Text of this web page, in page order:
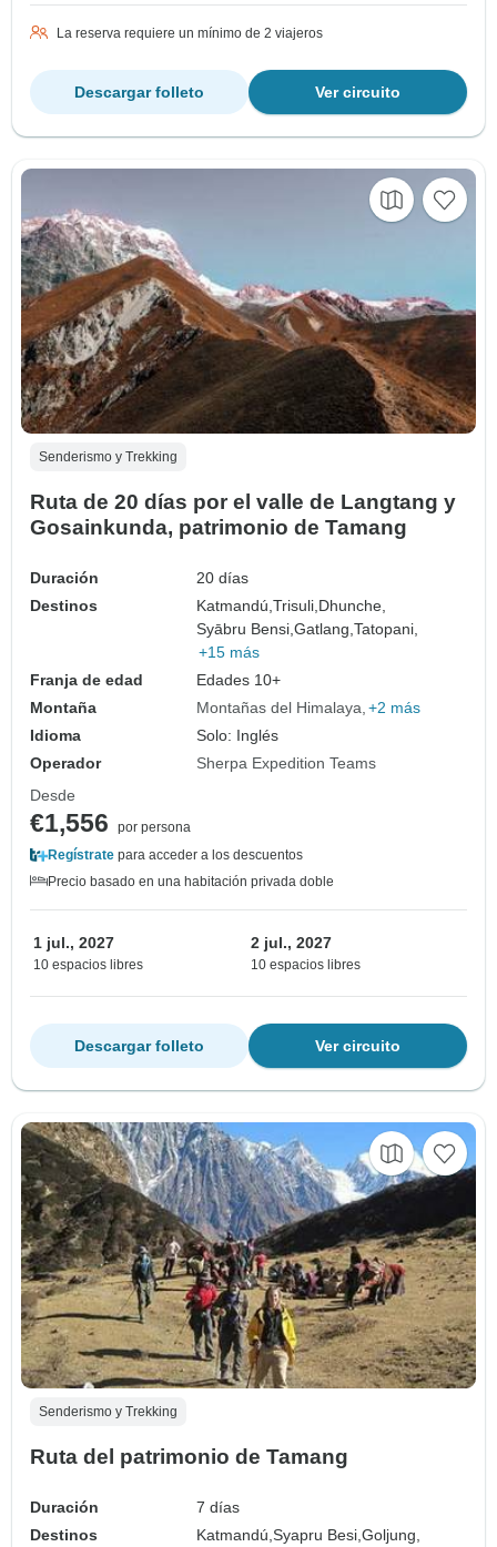
La reserva requiere un mínimo de 2 viajeros
Ver circuito
Descargar folleto
Senderismo y Trekking
Ruta de 20 días por el valle de Langtang y
Gosainkunda, patrimonio de Tamang
Duración
20 días
Destinos
Katmandú,Trisuli,Dhunche,
Syābru Bensi,Gatlang,Tatopani,
+15 más
Franja de edad
Edades 10+
Montaña
Montañas del Himalaya +2 más
Idioma
Solo: Inglés
Operador
Sherpa Expedition Teams
Desde
€1,556
por persona
Regístrate para acceder a los descuentos
Precio basado en una habitación privada doble
1 jul., 2027
10 espacios libres
2 jul., 2027
10 espacios libres
Ver circuito
Descargar folleto
Senderismo y Trekking
Ruta del patrimonio de Tamang
Duración
7 días
Destinos
Katmandú,Syapru Besi,Goljung,